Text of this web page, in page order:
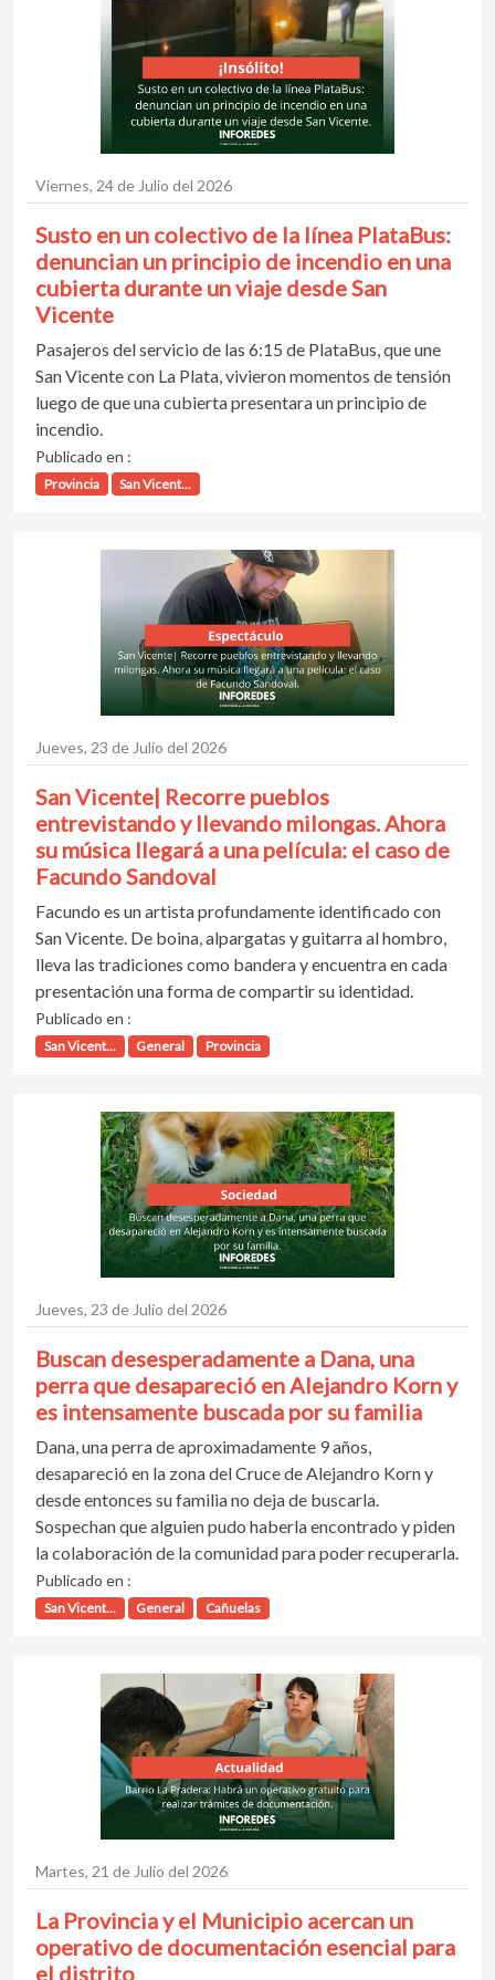
Viernes, 24 de Julio del 2026
Susto en un colectivo de la línea PlataBus:
denuncian un principio de incendio en una
cubierta durante un viaje desde San
Vicente
Pasajeros del servicio de las 6:15 de PlataBus, que une
San Vicente con La Plata, vivieron momentos de tensión
luego de que una cubierta presentara un principio de
incendio.
Publicado en :
Provincia San Vicent...
Jueves, 23 de Julio del 2026
San Vicente| Recorre pueblos
entrevistando y llevando milongas. Ahora
su música llegará a una película: el caso de
Facundo Sandoval
Facundo es un artista profundamente identificado con
San Vicente. De boina, alpargatas y guitarra al hombro,
lleva las tradiciones como bandera y encuentra en cada
presentación una forma de compartir su identidad.
Publicado en :
San Vicent... General Provincia
Jueves, 23 de Julio del 2026
Buscan desesperadamente a Dana, una
perra que desapareció en Alejandro Korn y
es intensamente buscada por su familia
Dana, una perra de aproximadamente 9 años,
desapareció en la zona del Cruce de Alejandro Korn y
desde entonces su familia no deja de buscarla.
Sospechan que alguien pudo haberla encontrado y piden
la colaboración de la comunidad para poder recuperarla.
Publicado en :
San Vicent... General Cañuelas
Martes, 21 de Julio del 2026
La Provincia y el Municipio acercan un
operativo de documentación esencial para
el distrito